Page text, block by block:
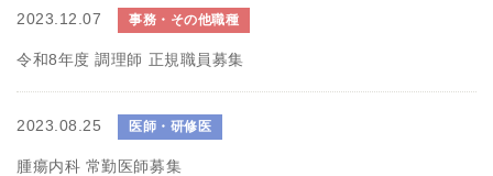
2023.12.07 事務・その他職種
令和8年度 調理師 正規職員募集
2023.08.25 医師・研修医
腫瘍内科 常勤医師募集